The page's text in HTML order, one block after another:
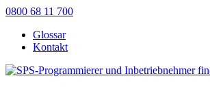
0800 68 11 700
Glossar
Kontakt